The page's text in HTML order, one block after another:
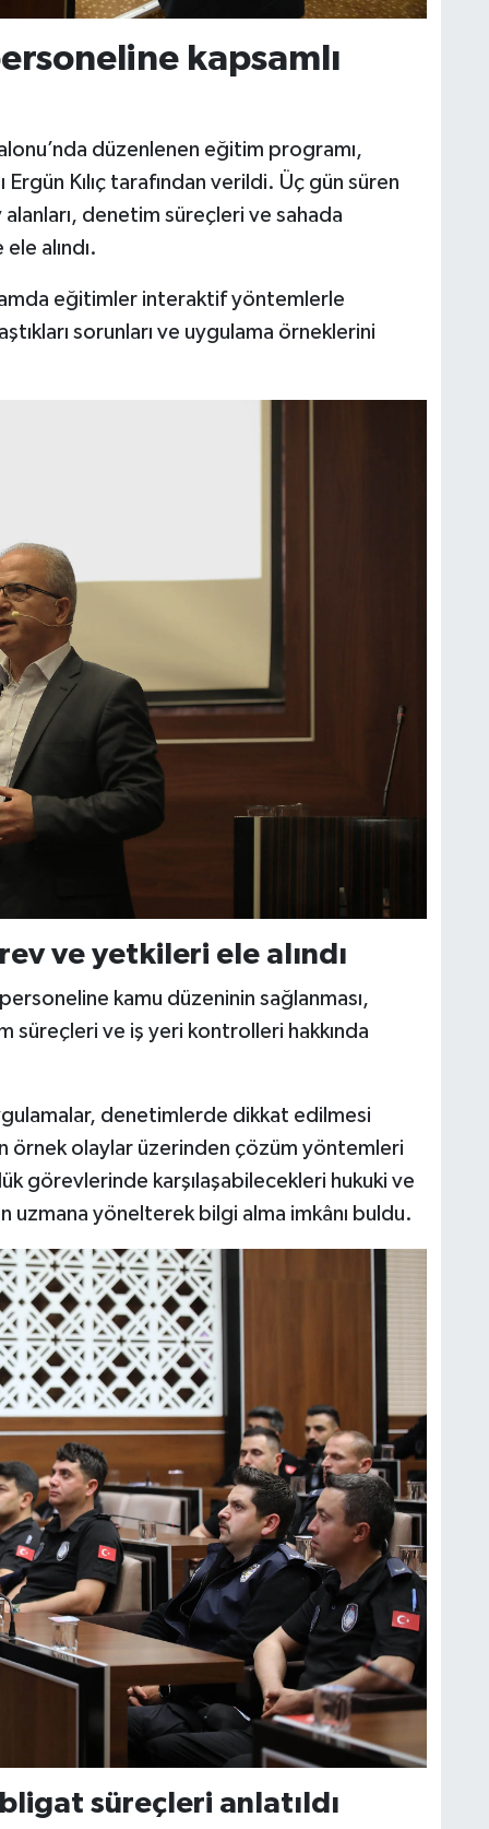
kapsamlı
düzenlenen eğitim programı,
Kılıç tarafından verildi. Üç gün süren
denetim süreçleri ve sahada
alındı.
eğitimler interaktif yöntemlerle
sorunları ve uygulama örneklerini
ve yetkileri ele alındı
kamu düzeninin sağlanması,
ve iş yeri kontrolleri hakkında
denetimlerde dikkat edilmesi
örnek olaylar üzerinden çözüm yöntemleri
görevlerinde karşılaşabilecekleri hukuki ve
uzmana yönelterek bilgi alma imkânı buldu.
süreçleri anlatıldı